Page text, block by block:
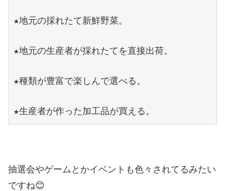
★地元の採れたて新鮮野菜。
★地元の生産者が採れたてを直接出荷。
★種類が豊富で楽しんで選べる。
★生産者が作った加工品が買える。
抽選会やゲームとかイベントも色々されてるみたい
ですね😊